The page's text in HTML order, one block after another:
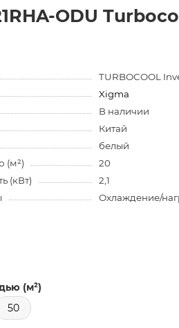
ODU
TURBOCOOL
Xigma
В наличии
Китай
белый
(м²)
20
(кВт)
2,1
Охлаждение/
(м²)
50